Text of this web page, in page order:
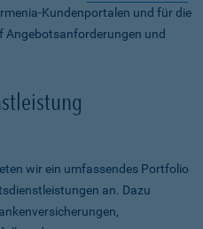
Kundenportalen und für die
Angebotsanforderungen und
wir ein umfassendes Portfolio
an. Dazu